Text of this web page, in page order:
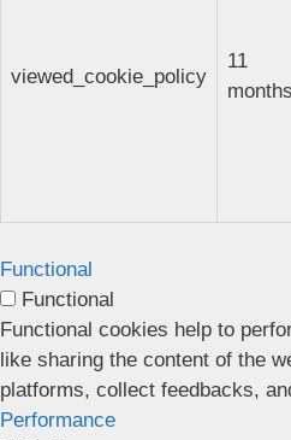
viewed_cookie_policy
11
months
Functional
Functional
Functional cookies help to
like sharing the content of the
platforms, collect feedbacks,
Performance